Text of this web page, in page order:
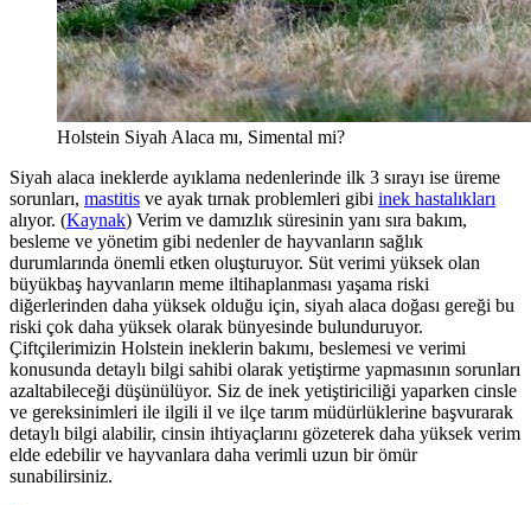
Holstein Siyah Alaca mı, Simental mi?
Siyah alaca ineklerde ayıklama nedenlerinde ilk 3 sırayı ise üreme
sorunları, mastitis ve ayak tırnak problemleri gibi inek hastalıkları
alıyor. (Kaynak) Verim ve damızlık süresinin yanı sıra bakım,
besleme ve yönetim gibi nedenler de hayvanların sağlık
durumlarında önemli etken oluşturuyor. Süt verimi yüksek olan
büyükbaş hayvanların meme iltihaplanması yaşama riski
diğerlerinden daha yüksek olduğu için, siyah alaca doğası gereği bu
riski çok daha yüksek olarak bünyesinde bulunduruyor.
Çiftçilerimizin Holstein ineklerin bakımı, beslemesi ve verimi
konusunda detaylı bilgi sahibi olarak yetiştirme yapmasının sorunları
azaltabileceği düşünülüyor. Siz de inek yetiştiriciliği yaparken cinsle
ve gereksinimleri ile ilgili il ve ilçe tarım müdürlüklerine başvurarak
detaylı bilgi alabilir, cinsin ihtiyaçlarını gözeterek daha yüksek verim
elde edebilir ve hayvanlara daha verimli uzun bir ömür
sunabilirsiniz.